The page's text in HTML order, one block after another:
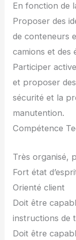
En fonction de
Proposer des
de conteneurs
camions et des
Participer
et proposer
sécurité et la
manutention.
Compétence
Très organisé,
Fort état
Orienté client
Doit être
instructions de
Doit être